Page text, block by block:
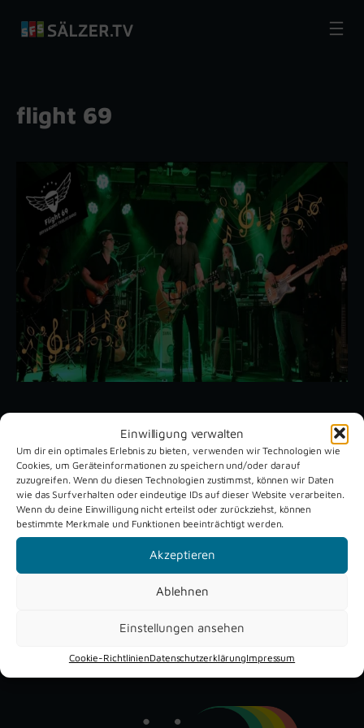
Einwilligung verwalten
Um dir ein optimales Erlebnis zu bieten, verwenden wir Technologien wie
Cookies, um Geräteinformationen zu speichern und/oder darauf
zuzugreifen. Wenn du diesen Technologien zustimmst, können wir Daten
wie das Surfverhalten oder eindeutige IDs auf dieser Website verarbeiten.
Wenn du deine Einwilligung nicht erteilst oder zurückziehst, können
bestimmte Merkmale und Funktionen beeinträchtigt werden.
Akzeptieren
Ablehnen
Einstellungen ansehen
Cookie-RichtlinienDatenschutzerklärungImpressum
flight 69
Unsere aktuellen Reportagen
Schützenfest
Verne 2026
Dreckburg
Air
YouTube
Instagram
Facebook